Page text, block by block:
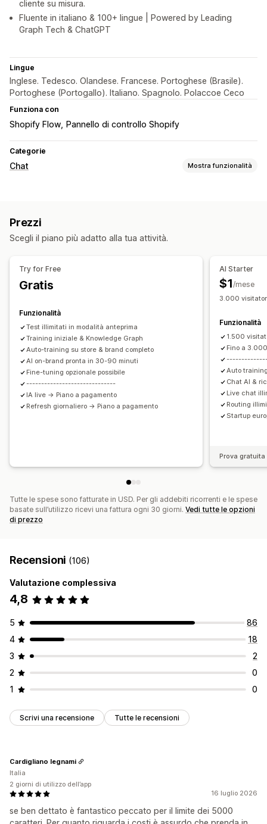
cliente su misura.
Fluente in italiano & 100+ lingue | Powered by Leading
Graph Tech & ChatGPT
Lingue
Inglese. Tedesco. Olandese. Francese. Portoghese (Brasile).
Portoghese (Portogallo). Italiano. Spagnolo. Polaccoe Ceco
Funziona con
Shopify Flow Pannello di controllo Shopify
Categorie
Chat Mostra funzionalità
Social media
Callback Monitoraggio comportamentale
Risposte rapide
Aggiornamenti sugli ordini Cross-selling Upselling
Personalizzazione
Colore e font
Emoji e adesivi Finestra di chat
Orario di lavoro
Messaggi di benvenuto
Pulsanti di chat
Aggiunta di tag Assegnazione della chat
Flussi di chat
Avatar degli agenti
Prezzi
Scegli il piano più adatto alla tua attività.
Try for Free
Gratis
Funzionalità
Test illimitati in modalità anteprima
Training iniziale & Knowledge Graph
Auto-training su store & brand completo
AI on-brand pronta in 30-90 minuti
Fine-tuning opzionale possibile
------------------------------
IA live → Piano a pagamento
Refresh giornaliero → Piano a pagamento
AI Starter
$1/mese
3.000
Funzionalità
1.500
Fino a
Auto
Chat AI &
Live chat
Routing
Startup
Prova
Tutte le spese sono fatturate in USD. Per gli addebiti ricorrenti e le spese
basate sull’utilizzo ricevi una fattura ogni 30 giorni. Vedi tutte le opzioni
di prezzo
Recensioni (106)
Valutazione complessiva
4,8
5
86
4
18
3
2
2
0
1
0
Scrivi una recensione Tutte le recensioni
16 luglio 2026
se ben dettato è fantastico peccato per il limite dei 5000
Cardigliano legnami
Italia
2 giorni di utilizzo dell’app